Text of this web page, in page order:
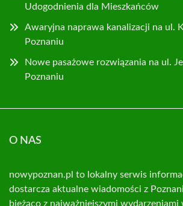
Udogodnienia dla Mieszkańców
Awaryjna naprawa kanalizacji na ul.
Poznaniu
Nowe pasażowe rozwiązania na ul.
Poznaniu
O NAS
nowypoznan.pl to lokalny serwis
dostarcza aktualne wiadomości z
bieżąco z najważniejszymi wydarzeniami